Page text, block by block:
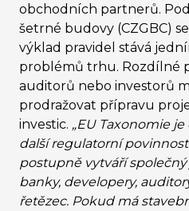
obchodních partnerů.
šetrné budovy (CZGBC)
výklad pravidel stává
problémů trhu. Rozdílné
auditorů nebo investorů
prodražovat přípravu
investic. „EU Taxonomie
další regulatorní
postupně vytváří
banky, developery,
řetězec. Pokud má